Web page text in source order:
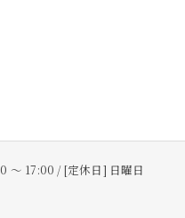
〜 17:00 / [定休日] 日曜日